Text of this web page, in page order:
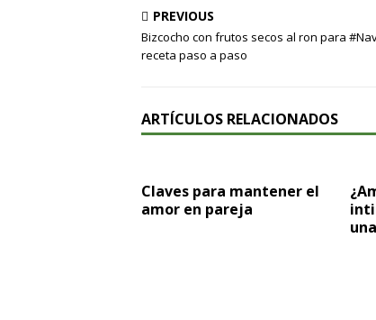
PREVIOUS
Bizcocho con frutos secos al ron para
receta paso a paso
ARTÍCULOS RELACIONADOS
Claves para mantener el
amor en pareja